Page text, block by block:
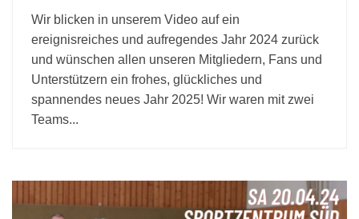
Wir blicken in unserem Video auf ein
ereignisreiches und aufregendes Jahr 2024 zurück
und wünschen allen unseren Mitgliedern, Fans und
Unterstützern ein frohes, glückliches und
spannendes neues Jahr 2025! Wir waren mit zwei
Teams...